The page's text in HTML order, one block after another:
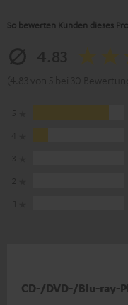
So bewerten Kunden dieses
CD-/DVD-/Blu-ray-